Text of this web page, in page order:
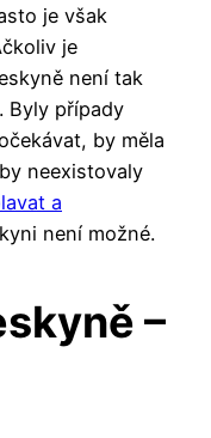
je však
je
není tak
Byly případy
by měla
neexistovaly
a
není možné.
–